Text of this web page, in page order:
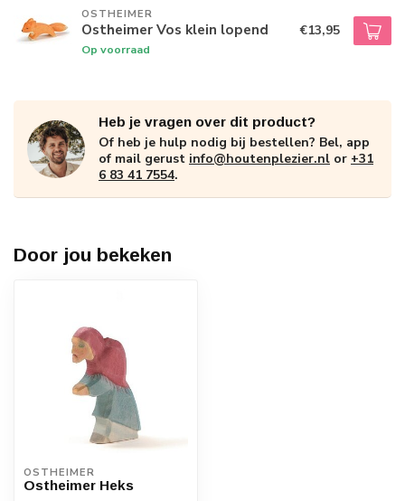
OSTHEIMER
Ostheimer Vos klein lopend
Op voorraad
€13,95
Heb je vragen over dit product?
Of heb je hulp nodig bij bestellen? Bel, app
of mail gerust info@houtenplezier.nl or +31
6 83 41 7554.
Door jou bekeken
OSTHEIMER
Ostheimer Heks